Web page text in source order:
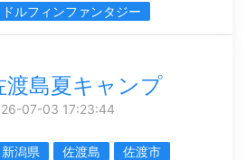
ドルフィンファンタジー
渡島夏キャンプ
07-03 17:23:44
新潟県 佐渡島
佐渡市